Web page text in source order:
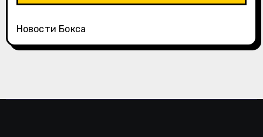
Новости Бокса